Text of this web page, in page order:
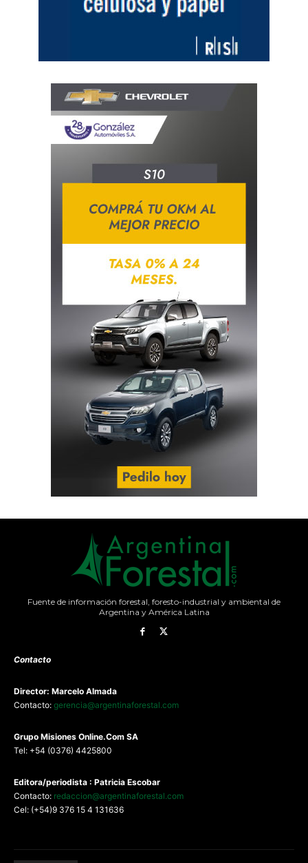
Fuente de información forestal, foresto-industrial y ambiental de
Argentina y América Latina
Contacto
Director: Marcelo Almada
Contacto: gerencia@argentinaforestal.com
Grupo Misiones Online.Com SA
Tel: +54 (0376) 4425800
Editora/periodista : Patricia Escobar
Contacto: redaccion@argentinaforestal.com
Cel: (+54)9 376 15 4 131636